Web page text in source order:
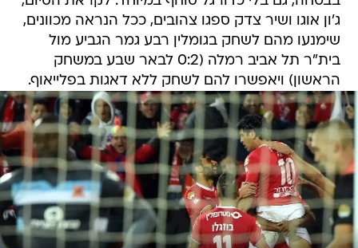
ג'ון אוגו ושיר צדק ספגו צהובים, ככל הנראה מכוונים,
שימנעו מהם לשחק בגומלין רבע גמר הגביע מול
בית"ר תל אביב רמלה (0:2 לבאר שבע במשחק
הראשון) ויאפשרו להם לשחק ללא דאגות בפלייאוף.